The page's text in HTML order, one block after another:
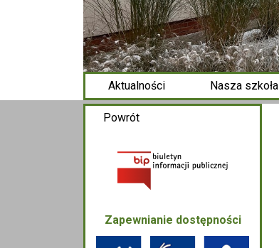
Aktualności Nasza szkoła
Powrót
Zapewnianie dostępności